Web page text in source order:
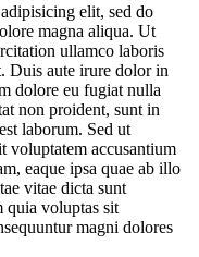
elit, sed do
magna aliqua. Ut
ullamco laboris
Duis aute irure dolor in
dolore eu fugiat nulla
non proident, sunt in
laborum. Sed ut
voluptatem accusantium
eaque ipsa quae ab illo
vitae dicta sunt
quia voluptas sit
magni dolores